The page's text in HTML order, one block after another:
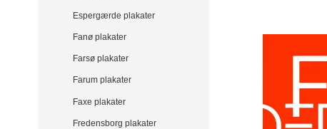
Espergærde plakater
Fanø plakater
Farsø plakater
Farum plakater
Faxe plakater
Fredensborg plakater